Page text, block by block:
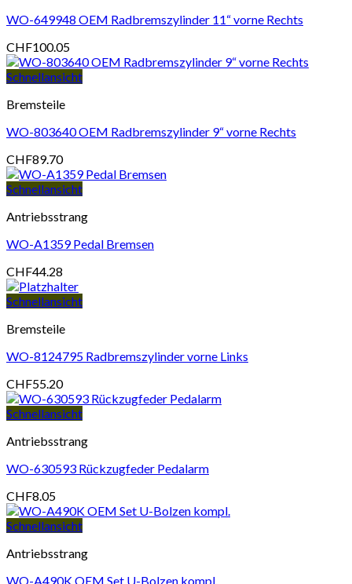
WO-649948 OEM Radbremszylinder 11“ vorne Rechts
CHF100.05
Schnellansicht
Bremsteile
WO-803640 OEM Radbremszylinder 9“ vorne Rechts
CHF89.70
Schnellansicht
Antriebsstrang
WO-A1359 Pedal Bremsen
CHF44.28
Schnellansicht
Bremsteile
WO-8124795 Radbremszylinder vorne Links
CHF55.20
Schnellansicht
Antriebsstrang
WO-630593 Rückzugfeder Pedalarm
CHF8.05
Schnellansicht
Antriebsstrang
WO-A490K OEM Set U-Bolzen kompl.